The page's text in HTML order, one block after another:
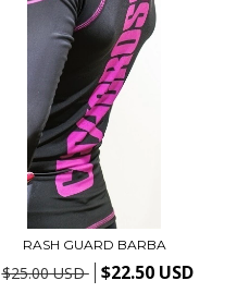
RASH GUARD BARBA
$25.00 USD $22.50 USD